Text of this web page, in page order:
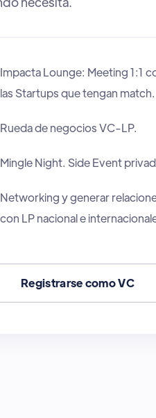
las Startups que tengan match.
Registrarse como CVC